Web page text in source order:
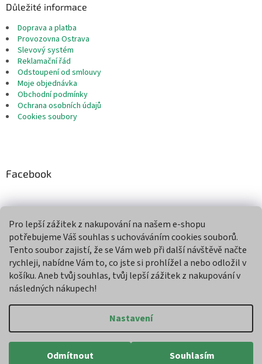
Pro lepší zážitek z nakupování na našem e-shopu
potřebujeme Váš souhlas s uchováváním cookies souborů.
Tento soubor zajistí, že se Vám web při další návštěvě načte
rychleji, nabídne Vám to, co jste si prohlížel a nebo odložil v
košíku. Aneb tvůj souhlas, tvůj lepší zážitek z nakupování v
následných nákupech!
Nastavení
Odmítnout Souhlasím
Důležité informace
Doprava a platba
Provozovna Ostrava
Slevový systém
Reklamační řád
Odstoupení od smlouvy
Moje objednávka
Obchodní podmínky
Ochrana osobních údajů
Cookies soubory
Facebook
Přijímáme online platby
Copyright 2026Agroman. Všechna práva vyhrazena.Upravit
nastavení cookies